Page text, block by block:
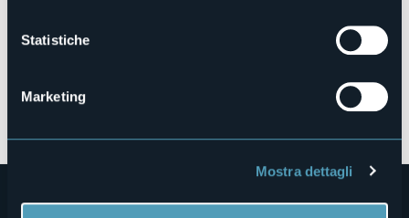
Statistiche
Marketing
Mostra dettagli
Apri mappa